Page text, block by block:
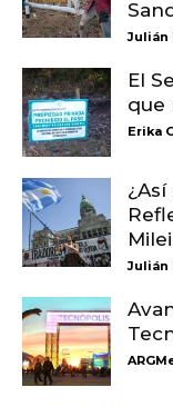
Julián
El
que
Erika
Julián